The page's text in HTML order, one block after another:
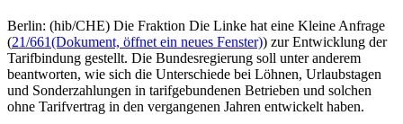
Berlin: (hib/CHE) Die Fraktion Die Linke hat eine Kleine Anfrage
(21/661(Dokument, öffnet ein neues Fenster)) zur Entwicklung der
Tarifbindung gestellt. Die Bundesregierung soll unter anderem
beantworten, wie sich die Unterschiede bei Löhnen, Urlaubstagen
und Sonderzahlungen in tarifgebundenen Betrieben und solchen
ohne Tarifvertrag in den vergangenen Jahren entwickelt haben.